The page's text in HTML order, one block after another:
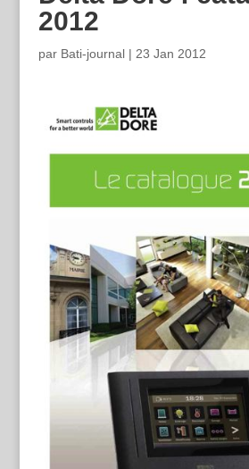
2012
par Bati-journal| 23 Jan 2012